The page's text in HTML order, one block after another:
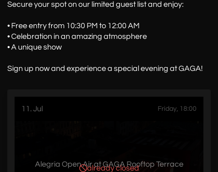
Secure your spot on our limited guest list and enjoy:
• Free entry from 10:30 PM to 12:00 AM
• Celebration in an amazing atmosphere
• A unique show
Sign up now and experience a special evening at GAGA!
11. Jul Friday, 18:00
Alegria Open Air at GAGA Rooftop Terrace
already closed